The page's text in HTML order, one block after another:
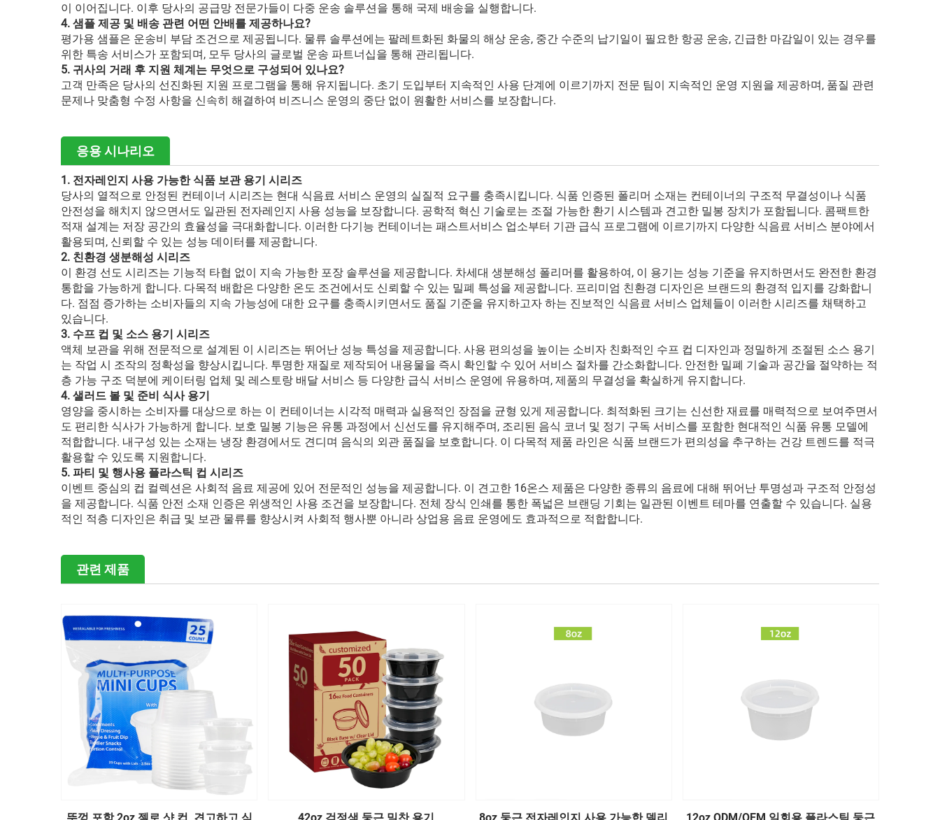
이 이어집니다. 이후 당사의 공급망 전문가들이 다중 운송 솔루션을 통해 국제 배송을 실행합니다.
4. 샘플 제공 및 배송 관련 어떤 안배를 제공하나요?
평가용 샘플은 운송비 부담 조건으로 제공됩니다. 물류 솔루션에는 팔레트화된 화물의 해상 운송, 중간 수준의 납기일이 필요한 항공 운송, 긴급한 마감일이 있는 경우를
위한 특송 서비스가 포함되며, 모두 당사의 글로벌 운송 파트너십을 통해 관리됩니다.
5. 귀사의 거래 후 지원 체계는 무엇으로 구성되어 있나요?
고객 만족은 당사의 선진화된 지원 프로그램을 통해 유지됩니다. 초기 도입부터 지속적인 사용 단계에 이르기까지 전문 팀이 지속적인 운영 지원을 제공하며, 품질 관련
문제나 맞춤형 수정 사항을 신속히 해결하여 비즈니스 운영의 중단 없이 원활한 서비스를 보장합니다.
응용 시나리오
1. 전자레인지 사용 가능한 식품 보관 용기 시리즈
당사의 열적으로 안정된 컨테이너 시리즈는 현대 식음료 서비스 운영의 실질적 요구를 충족시킵니다. 식품 인증된 폴리머 소재는 컨테이너의 구조적 무결성이나 식품
안전성을 해치지 않으면서도 일관된 전자레인지 사용 성능을 보장합니다. 공학적 혁신 기술로는 조절 가능한 환기 시스템과 견고한 밀봉 장치가 포함됩니다. 콤팩트한
적재 설계는 저장 공간의 효율성을 극대화합니다. 이러한 다기능 컨테이너는 패스트서비스 업소부터 기관 급식 프로그램에 이르기까지 다양한 식음료 서비스 분야에서
활용되며, 신뢰할 수 있는 성능 데이터를 제공합니다.
2. 친환경 생분해성 시리즈
이 환경 선도 시리즈는 기능적 타협 없이 지속 가능한 포장 솔루션을 제공합니다. 차세대 생분해성 폴리머를 활용하여, 이 용기는 성능 기준을 유지하면서도 완전한 환경
통합을 가능하게 합니다. 다목적 배합은 다양한 온도 조건에서도 신뢰할 수 있는 밀폐 특성을 제공합니다. 프리미엄 친환경 디자인은 브랜드의 환경적 입지를 강화합니
다. 점점 증가하는 소비자들의 지속 가능성에 대한 요구를 충족시키면서도 품질 기준을 유지하고자 하는 진보적인 식음료 서비스 업체들이 이러한 시리즈를 채택하고
있습니다.
3. 수프 컵 및 소스 용기 시리즈
액체 보관을 위해 전문적으로 설계된 이 시리즈는 뛰어난 성능 특성을 제공합니다. 사용 편의성을 높이는 소비자 친화적인 수프 컵 디자인과 정밀하게 조절된 소스 용기
는 작업 시 조작의 정확성을 향상시킵니다. 투명한 재질로 제작되어 내용물을 즉시 확인할 수 있어 서비스 절차를 간소화합니다. 안전한 밀폐 기술과 공간을 절약하는 적
층 가능 구조 덕분에 케이터링 업체 및 레스토랑 배달 서비스 등 다양한 급식 서비스 운영에 유용하며, 제품의 무결성을 확실하게 유지합니다.
4. 샐러드 볼 및 준비 식사 용기
영양을 중시하는 소비자를 대상으로 하는 이 컨테이너는 시각적 매력과 실용적인 장점을 균형 있게 제공합니다. 최적화된 크기는 신선한 재료를 매력적으로 보여주면서
도 편리한 식사가 가능하게 합니다. 보호 밀봉 기능은 유통 과정에서 신선도를 유지해주며, 조리된 음식 코너 및 정기 구독 서비스를 포함한 현대적인 식품 유통 모델에
적합합니다. 내구성 있는 소재는 냉장 환경에서도 견디며 음식의 외관 품질을 보호합니다. 이 다목적 제품 라인은 식품 브랜드가 편의성을 추구하는 건강 트렌드를 적극
활용할 수 있도록 지원합니다.
5. 파티 및 행사용 플라스틱 컵 시리즈
이벤트 중심의 컵 컬렉션은 사회적 음료 제공에 있어 전문적인 성능을 제공합니다. 이 견고한 16온스 제품은 다양한 종류의 음료에 대해 뛰어난 투명성과 구조적 안정성
을 제공합니다. 식품 안전 소재 인증은 위생적인 사용 조건을 보장합니다. 전체 장식 인쇄를 통한 폭넓은 브랜딩 기회는 일관된 이벤트 테마를 연출할 수 있습니다. 실용
적인 적층 디자인은 취급 및 보관 물류를 향상시켜 사회적 행사뿐 아니라 상업용 음료 운영에도 효과적으로 적합합니다.
관련 제품